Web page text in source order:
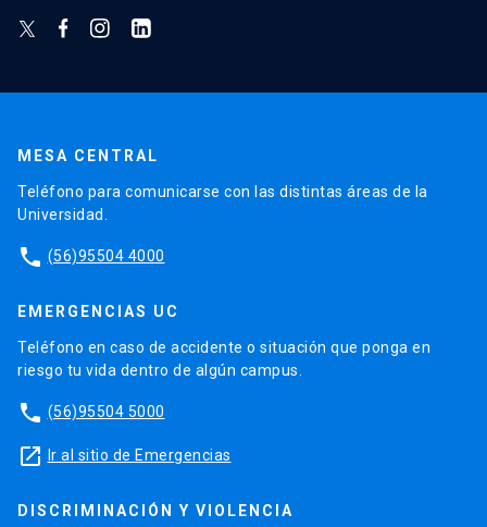
MESA CENTRAL
Teléfono para comunicarse con las distintas áreas de la
Universidad.
phone (56)95504 4000
EMERGENCIAS UC
Teléfono en caso de accidente o situación que ponga en
riesgo tu vida dentro de algún campus.
phone (56)95504 5000
launch Ir al sitio de Emergencias
DISCRIMINACIÓN Y VIOLENCIA